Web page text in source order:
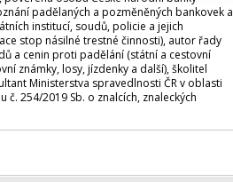
padělaných a pozměněných bankovek a
institucí, soudů, policie a jejich
stop násilné trestné činnosti), autor řady
a cenin proti padělání (státní a cestovní
známky, losy, jízdenky a další), školitel
Ministerstva spravedlnosti ČR v oblasti
č. 254/2019 Sb. o znalcích, znaleckých